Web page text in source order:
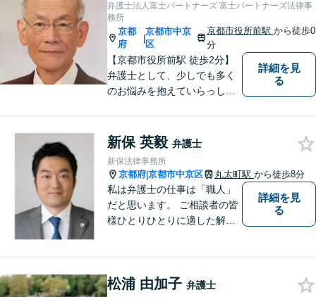
弁護士法人富士パートナーズ 富士パートナーズ法律事
務所
京都
府
|
京都市中京
区
京都市役所前駅から徒歩0
分
【京都市役所前駅 徒歩2分】
弁護士として、少しでも多く
のお悩みを抱えていらっしゃ
せください。
詳細を見
る
新保 英毅 弁護士
新保法律事務所
京都府|京都市中京区 丸太町駅 から徒歩8分
私は弁護士の仕事は「職人」
だと思います。 ご相談者の皆
様ひとりひとりに適した解決
詳細を見
る
松浦 由加子 弁護士